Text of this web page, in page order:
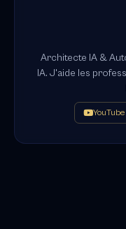
Architecte IA &
IA. J'aide les
YouTube